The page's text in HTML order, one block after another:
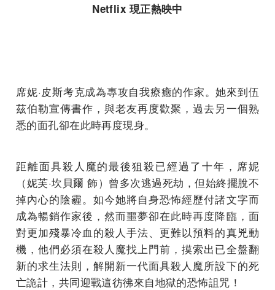
Netflix 現正熱映中
席妮·皮斯考克成為專攻自我療癒的作家。她來到伍
茲伯勒宣傳書作，與老友再度歡聚，過去另一個熟
悉的面孔卻在此時再度現身。
距離面具殺人魔的最後狙殺已經過了十年，席妮
（妮芙·坎貝爾 飾）曾多次逃過死劫，但始終擺脫不
掉內心的陰霾。如今她將自身恐怖經歷付諸文字而
成為暢銷作家後，然而噩夢卻在此時再度降臨，面
對更加殘暴冷血的殺人手法、更難以預料的真兇動
機，他們必須在殺人魔找上門前，摸索出已全盤翻
新的求生法則，解開新一代面具殺人魔所設下的死
亡詭計，共同迎戰這彷彿來自地獄的恐怖詛咒！